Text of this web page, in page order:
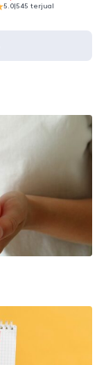
5.0|545 terjual